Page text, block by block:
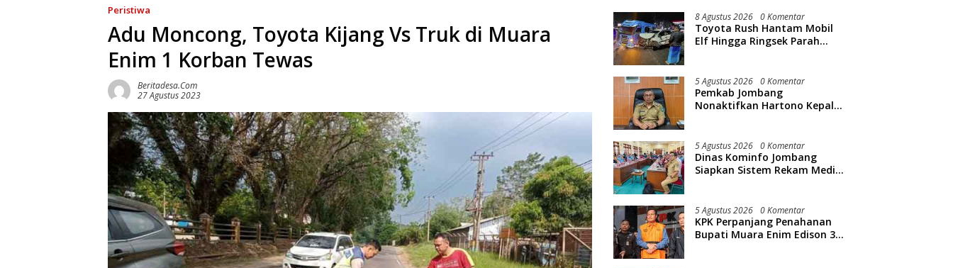
Peristiwa
Adu Moncong, Toyota Kijang Vs Truk di Muara
Enim 1 Korban Tewas
Beritadesa.com
27 Agustus 2023
8 Agustus 2026 0 Komentar
Toyota Rush Hantam Mobil
Elf Hingga Ringsek Parah
5 Agustus 2026 0 Komentar
Pemkab Jombang
Nonaktifkan Hartono Kepala
5 Agustus 2026 0 Komentar
Dinas Kominfo Jombang
Siapkan Sistem Rekam Medis
5 Agustus 2026 0 Komentar
KPK Perpanjang Penahanan
Bupati Muara Enim Edison 30